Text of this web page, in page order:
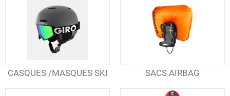
CASQUES /MASQUES SKI SACS AIRBAG